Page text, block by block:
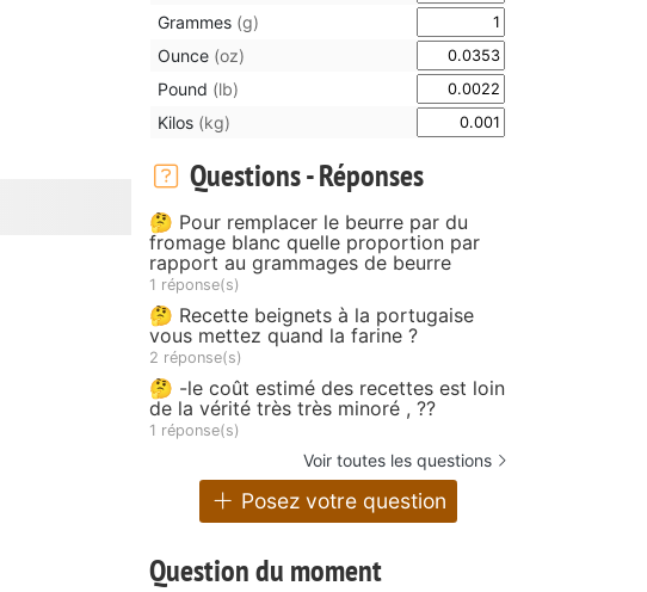
Grammes (g)
Ounce (oz)
Pound (lb)
Kilos (kg)
Questions - Réponses
🤔 Pour remplacer le beurre par du
fromage blanc quelle proportion par
rapport au grammages de beurre
1 réponse(s)
🤔 Recette beignets à la portugaise
vous mettez quand la farine ?
2 réponse(s)
🤔 -le coût estimé des recettes est loin
de la vérité très très minoré , ??
1 réponse(s)
Voir toutes les questions
Posez votre question
Question du moment